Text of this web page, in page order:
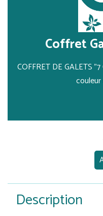
Coffret
COFFRET DE GALETS
couleur
Description